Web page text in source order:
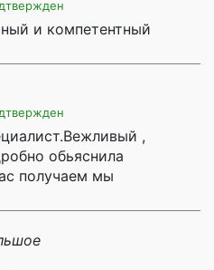
и компетентный
,
обьяснила
получаем мы